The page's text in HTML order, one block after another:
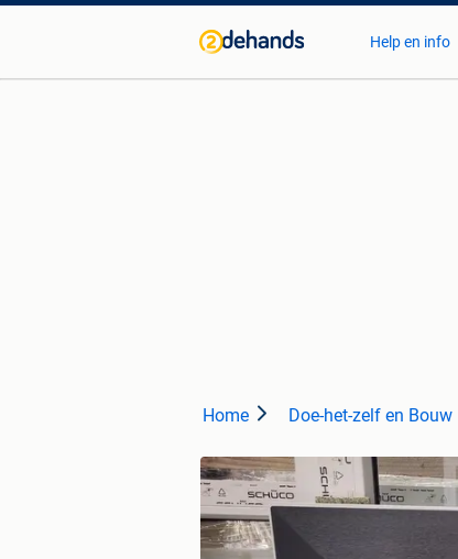
Help en info
Home Doe-het-zelf en Bouw